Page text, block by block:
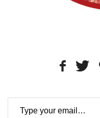
Type your email…